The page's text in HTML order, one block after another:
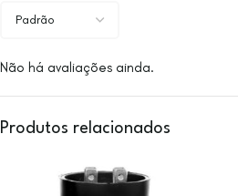
Não há avaliações ainda.
Produtos relacionados